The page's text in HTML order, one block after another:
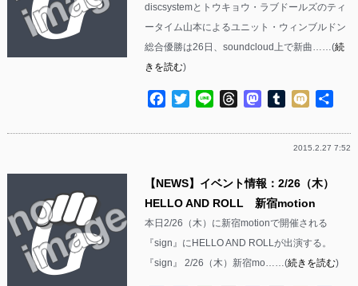
discsystemとトウキョウ・ラブドールズのティ
ータイム山本によるユニット・ウィンブルドン
総合優勝は26日、soundcloud上で新曲……(続
きを読む)
Facebook
TwitterLine ThreadsMastodon
Tumblr
Mixi
2015.2.27 7:52
【NEWS】イベント情報：2/26（木）
HELLO AND ROLL 新宿motion
本日2/26（木）に新宿motionで開催される
『sign』にHELLO AND ROLLが出演する。
『sign』 2/26（木）新宿mo……(続きを読む)